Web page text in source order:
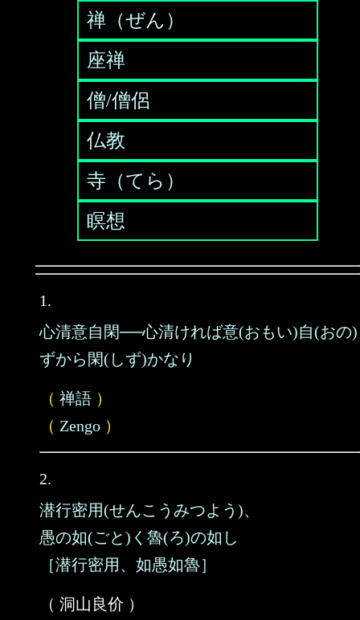
禅（ぜん）
座禅
僧/僧侶
仏教
寺（てら）
瞑想
1.
心清意自閑──心清ければ意(おもい)自(おの)
ずから閑(しず)かなり
（ 禅語 ）
（ Zengo ）
2.
潜行密用(せんこうみつよう)、
愚の如(ごと)く魯(ろ)の如し
［潜行密用、如愚如魯］
（ 洞山良价 ）